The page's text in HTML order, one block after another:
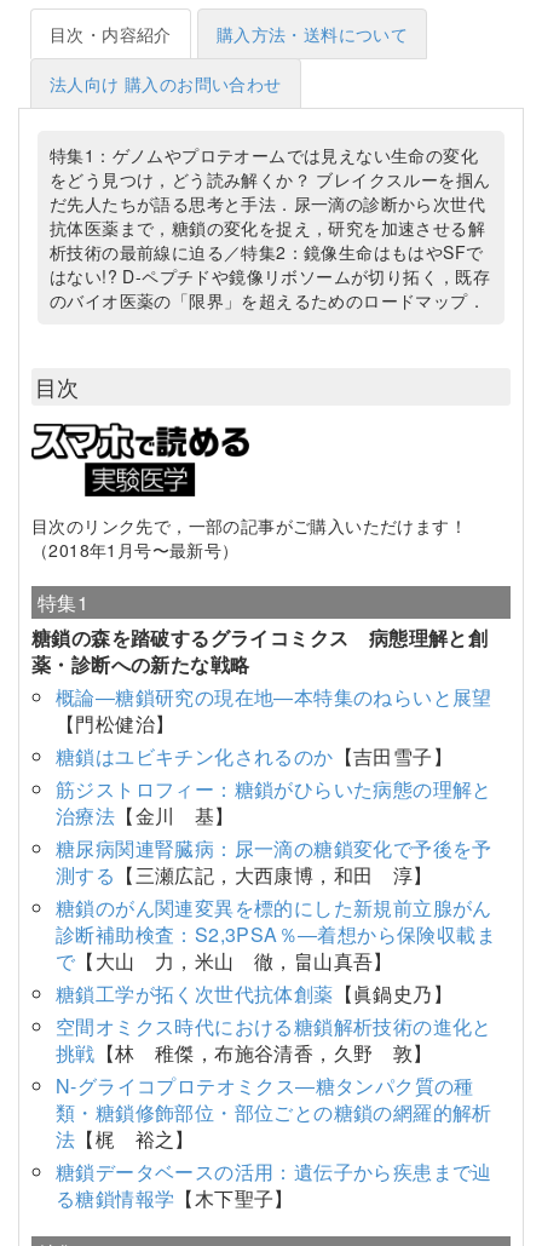
目次・内容紹介 購入方法・送料について
法人向け 購入のお問い合わせ
特集1：ゲノムやプロテオームでは見えない生命の変化
をどう見つけ，どう読み解くか？ ブレイクスルーを掴ん
だ先人たちが語る思考と手法．尿一滴の診断から次世代
抗体医薬まで，糖鎖の変化を捉え，研究を加速させる解
析技術の最前線に迫る／特集2：鏡像生命はもはやSFで
はない!? D-ペプチドや鏡像リボソームが切り拓く，既存
のバイオ医薬の「限界」を超えるためのロードマップ．
目次
目次のリンク先で，一部の記事がご購入いただけます！
（2018年1月号〜最新号）
特集1
糖鎖の森を踏破するグライコミクス 病態理解と創
薬・診断への新たな戦略
概論―糖鎖研究の現在地―本特集のねらいと展望
【門松健治】
糖鎖はユビキチン化されるのか 【吉田雪子】
筋ジストロフィー：糖鎖がひらいた病態の理解と
治療法 【金川 基】
糖尿病関連腎臓病：尿一滴の糖鎖変化で予後を予
測する 【三瀬広記，大西康博，和田 淳】
糖鎖のがん関連変異を標的にした新規前立腺がん
診断補助検査：S2,3PSA％―着想から保険収載ま
で 【大山 力，米山 徹，畠山真吾】
糖鎖工学が拓く次世代抗体創薬 【眞鍋史乃】
空間オミクス時代における糖鎖解析技術の進化と
挑戦 【林 稚傑，布施谷清香，久野 敦】
N-グライコプロテオミクス―糖タンパク質の種
類・糖鎖修飾部位・部位ごとの糖鎖の網羅的解析
法 【梶 裕之】
糖鎖データベースの活用：遺伝子から疾患まで辿
る糖鎖情報学 【木下聖子】